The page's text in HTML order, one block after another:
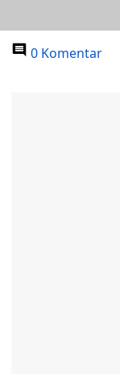
0 Komentar